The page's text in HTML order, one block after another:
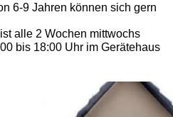
6-9 Jahren können sich gern
alle 2 Wochen mittwochs
bis 18:00 Uhr im Gerätehaus